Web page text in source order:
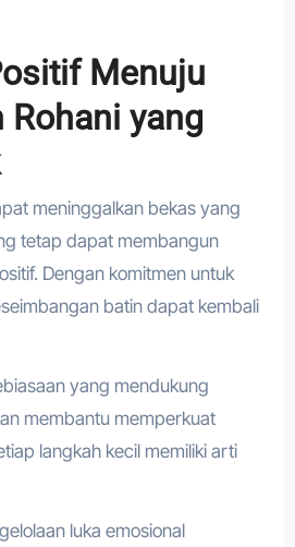
Menuju
Rohani yang
meninggalkan bekas yang
tetap dapat membangun
Dengan komitmen untuk
batin dapat kembali
yang mendukung
membantu memperkuat
langkah kecil memiliki arti
luka emosional